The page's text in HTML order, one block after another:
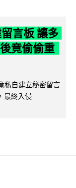
言板 讓多
竟偷偷重
私自建立秘密留言
最終入侵